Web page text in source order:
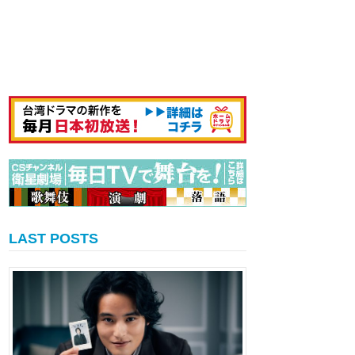
LAST POSTS